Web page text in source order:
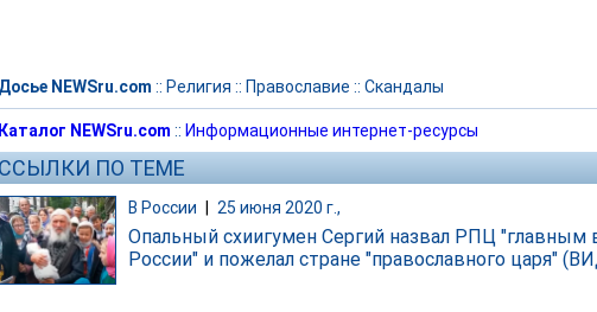
Досье NEWSru.com :: Религия :: Православие :: Скандалы
Каталог NEWSru.com :: Информационные интернет-ресурсы
ССЫЛКИ ПО ТЕМЕ
В России 25 июня 2020 г.,
Опальный схиигумен Сергий назвал РПЦ "главным
России" и пожелал стране "православного царя"